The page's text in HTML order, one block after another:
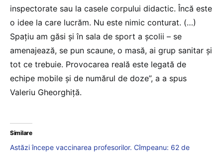
inspectorate sau la casele corpului didactic. Încă este
o idee la care lucrăm. Nu este nimic conturat. (…)
Spaţiu am găsi şi în sala de sport a şcolii – se
amenajează, se pun scaune, o masă, ai grup sanitar şi
tot ce trebuie. Provocarea reală este legată de
echipe mobile şi de numărul de doze”, a a spus
Valeriu Gheorghiță.
Similare
Astăzi începe vaccinarea profesorilor. Cîmpeanu: 62 de